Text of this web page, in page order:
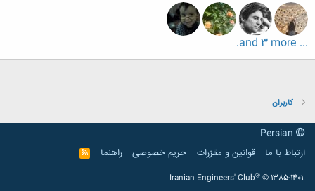
... and 3 more.
کاربران
ارتباط با ما
قوانین و مقرّرات حریم خصوصی راهنما
R
S
Iranian Engineers' Club® © 1385-1401.